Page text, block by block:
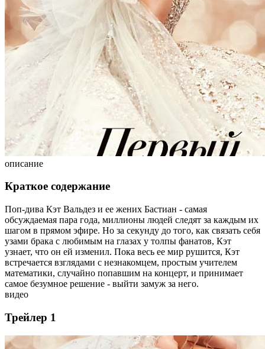
описание
Краткое содержание
Поп-дива Кэт Вальдез и ее жених Бастиан - самая
обсуждаемая пара года, миллионы людей следят за каждым их
шагом в прямом эфире. Но за секунду до того, как связать себя
узами брака с любимым на глазах у толпы фанатов, Кэт
узнает, что он ей изменил. Пока весь ее мир рушится, Кэт
встречается взглядами с незнакомцем, простым учителем
математики, случайно попавшим на концерт, и принимает
самое безумное решение - выйти замуж за него.
видео
Трейлер 1